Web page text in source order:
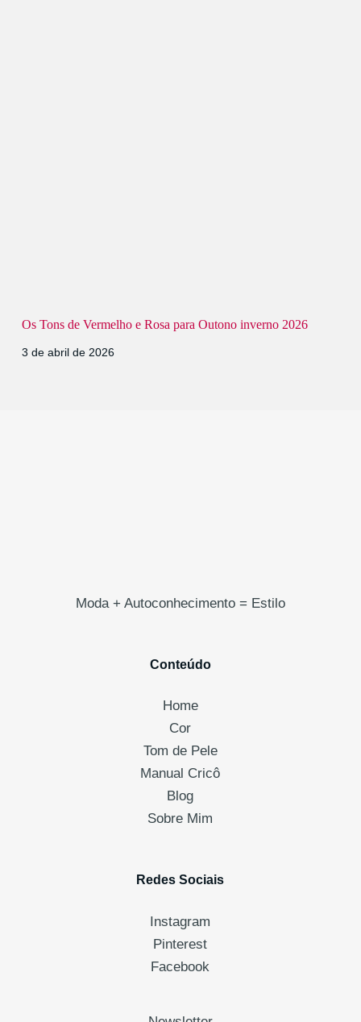
Os Tons de Vermelho e Rosa para Outono inverno 2026
3 de abril de 2026
Moda + Autoconhecimento = Estilo
Conteúdo
Home
Cor
Tom de Pele
Manual Cricô
Blog
Sobre Mim
Redes Sociais
Instagram
Pinterest
Facebook